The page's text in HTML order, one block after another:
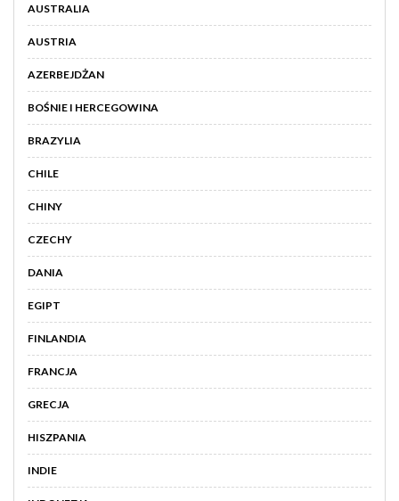
AUSTRALIA
AUSTRIA
AZERBEJDŻAN
BOŚNIE I HERCEGOWINA
BRAZYLIA
CHILE
CHINY
CZECHY
DANIA
EGIPT
FINLANDIA
FRANCJA
GRECJA
HISZPANIA
INDIE